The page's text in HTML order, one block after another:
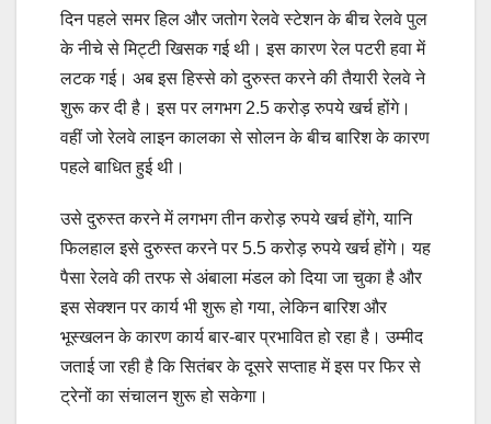
दिन पहले समर हिल और जतोग रेलवे स्टेशन के बीच रेलवे पुल
के नीचे से मिट्टी खिसक गई थी। इस कारण रेल पटरी हवा में
लटक गई। अब इस हिस्से को दुरुस्त करने की तैयारी रेलवे ने
शुरू कर दी है। इस पर लगभग 2.5 करोड़ रुपये खर्च होंगे।
वहीं जो रेलवे लाइन कालका से सोलन के बीच बारिश के कारण
पहले बाधित हुई थी।
उसे दुरुस्त करने में लगभग तीन करोड़ रुपये खर्च होंगे, यानि
फिलहाल इसे दुरुस्त करने पर 5.5 करोड़ रुपये खर्च होंगे। यह
पैसा रेलवे की तरफ से अंबाला मंडल को दिया जा चुका है और
इस सेक्शन पर कार्य भी शुरू हो गया, लेकिन बारिश और
भूस्खलन के कारण कार्य बार-बार प्रभावित हो रहा है। उम्मीद
जताई जा रही है कि सितंबर के दूसरे सप्ताह में इस पर फिर से
ट्रेनों का संचालन शुरू हो सकेगा।